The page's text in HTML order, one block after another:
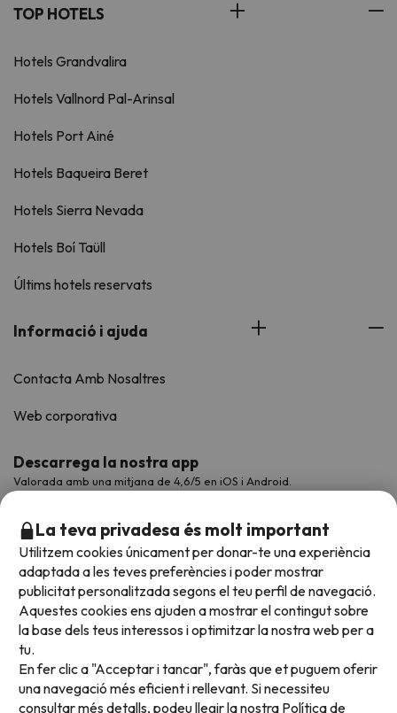
TOP HOTELS
Hotels Grandvalira
Hotels Vallnord Pal-Arinsal
Hotels Port Ainé
Hotels Baqueira Beret
Hotels Sierra Nevada
Hotels Boí Taüll
Últims hotels reservats
Informació i ajuda
Contacta Amb Nosaltres
Web corporativa
Descarrega la nostra app
Valorada amb una mitjana de 4,6/5 en iOS i Android.
Acceptem
La teva privadesa és molt important
Utilitzem cookies únicament per donar-te una experiència
adaptada a les teves preferències i poder mostrar
publicitat personalitzada segons el teu perfil de navegació.
Aquestes cookies ens ajuden a mostrar el contingut sobre
la base dels teus interessos i optimitzar la nostra web per a
tu.
En fer clic a "Acceptar i tancar", faràs que et puguem oferir
una navegació més eficient i rellevant. Si necessiteu
consultar més detalls, podeu llegir la nostra Política de